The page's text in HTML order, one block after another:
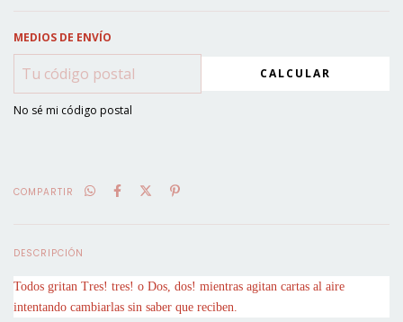
MEDIOS DE ENVÍO
CALCULAR
No sé mi código postal
COMPARTIR
DESCRIPCIÓN
Todos gritan Tres! tres! o Dos, dos! mientras agitan cartas al aire
intentando cambiarlas sin saber que reciben.